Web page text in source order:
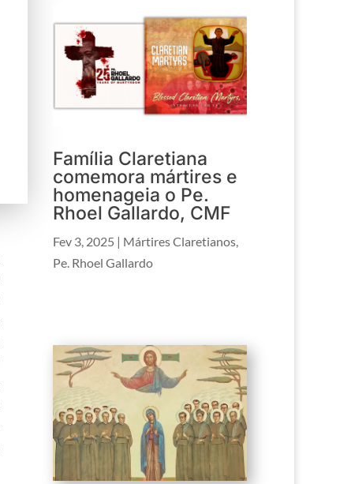
Família Claretiana
comemora mártires e
homenageia o Pe.
Rhoel Gallardo, CMF
Fev 3, 2025 | Mártires Claretianos,
Pe. Rhoel Gallardo